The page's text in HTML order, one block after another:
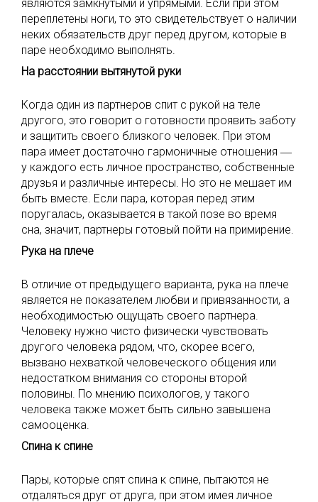
являются замкнутыми и упрямыми. Если при этом
переплетены ноги, то это свидетельствует о наличии
неких обязательств друг перед другом, которые в
паре необходимо выполнять.
На расстоянии вытянутой руки
Когда один из партнеров спит с рукой на теле
другого, это говорит о готовности проявить заботу
и защитить своего близкого человек. При этом
пара имеет достаточно гармоничные отношения ―
у каждого есть личное пространство, собственные
друзья и различные интересы. Но это не мешает им
быть вместе. Если пара, которая перед этим
поругалась, оказывается в такой позе во время
сна, значит, партнеры готовый пойти на примирение.
Рука на плече
В отличие от предыдущего варианта, рука на плече
является не показателем любви и привязанности, а
необходимостью ощущать своего партнера.
Человеку нужно чисто физически чувствовать
другого человека рядом, что, скорее всего,
вызвано нехваткой человеческого общения или
недостатком внимания со стороны второй
половины. По мнению психологов, у такого
человека также может быть сильно завышена
самооценка.
Спина к спине
Пары, которые спят спина к спине, пытаются не
отдаляться друг от друга, при этом имея личное